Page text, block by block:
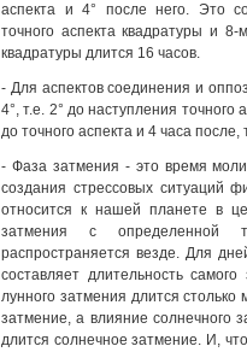
аспекта и 4° после него. Это
точного аспекта квадратуры и
квадратуры длится 16 часов.
- Для аспектов соединения и
4°, т.е. 2° до наступления точного
до точного аспекта и 4 часа после,
- Фаза затмения - это время
создания стрессовых ситуаций
относится к нашей планете в
затмения с определенной
распространяется везде. Для
составляет длительность
лунного затмения длится столько
затмение, а влияние солнечного
длится солнечное затмение. И,